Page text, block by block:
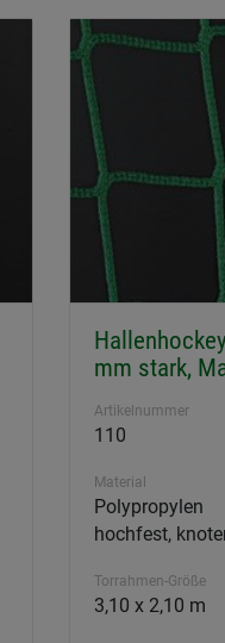
mm stark,
Artikelnummer
110
Material
Polypropylen
hochfest,
Torrahmen-Größe
3,10 x 2,10 m